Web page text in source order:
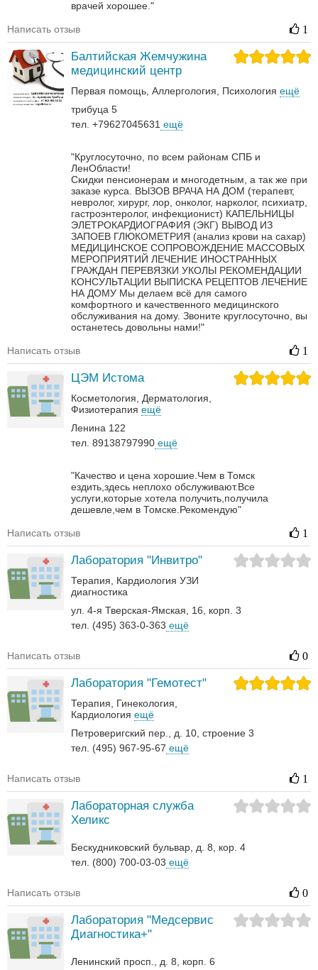
врачей хорошее."
Написать отзыв 1
Балтийская Жемчужина
медицинский центр
Первая помощь Аллергология Психология ещё
трибуца 5
тел. +79627045631 ещё
"Круглосуточно, по всем районам СПБ и
ЛенОбласти!
Скидки пенсионерам и многодетным, а так же при
заказе курса. ВЫЗОВ ВРАЧА НА ДОМ (терапевт,
невролог, хирург, лор, онколог, нарколог, психиатр,
гастроэнтеролог, инфекционист) КАПЕЛЬНИЦЫ
ЭЛЕТРОКАРДИОГРАФИЯ (ЭКГ) ВЫВОД ИЗ
ЗАПОЕВ ГЛЮКОМЕТРИЯ (анализ крови на сахар)
МЕДИЦИНСКОЕ СОПРОВОЖДЕНИЕ МАССОВЫХ
МЕРОПРИЯТИЙ ЛЕЧЕНИЕ ИНОСТРАННЫХ
ГРАЖДАН ПЕРЕВЯЗКИ УКОЛЫ РЕКОМЕНДАЦИИ
КОНСУЛЬТАЦИИ ВЫПИСКА РЕЦЕПТОВ ЛЕЧЕНИЕ
НА ДОМУ Мы делаем всё для самого
комфортного и качественного медицинского
обслуживания на дому. Звоните круглосуточно, вы
останетесь довольны нами!"
Написать отзыв 1
ЦЭМ Истома
Косметология Дерматология‎
Физиотерапия ещё
Ленина 122
тел. 89138797990 ещё
"Качество и цена хорошие.Чем в Томск
ездить,здесь неплохо обслуживают.Все
услуги,которые хотела получить,получила
дешевле,чем в Томске.Рекомендую"
Написать отзыв 1
Лаборатория "Инвитро"
Терапия Кардиология УЗИ
диагностика
ул. 4-я Тверская-Ямская, 16, корп. 3
тел. (495) 363-0-363 ещё
Написать отзыв 0
Лаборатория "Гемотест"
Терапия
Гинекология
Кардиология ещё
Петроверигский пер., д. 10, строение 3
тел. (495) 967-95-67 ещё
Написать отзыв 1
Лабораторная служба
Хеликс
Бескудниковский бульвар, д. 8, кор. 4
тел. (800) 700-03-03 ещё
Написать отзыв 0
Лаборатория "Медсервис
Диагностика+"
Ленинский просп., д. 8, корп. 6